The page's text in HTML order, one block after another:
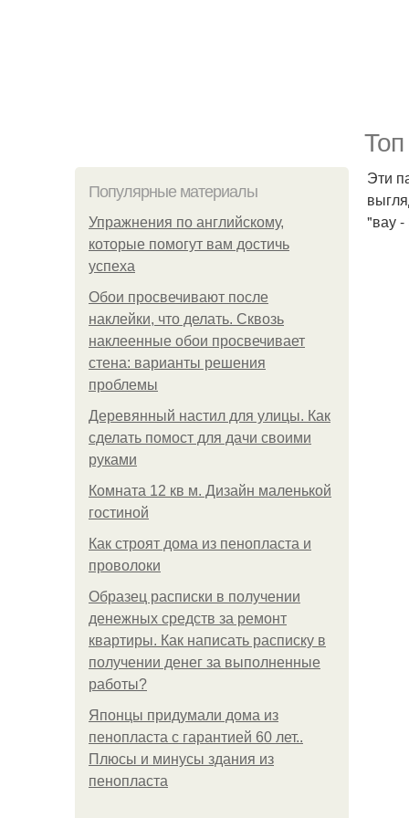
Топ
Популярные материалы
Упражнения по английскому,
которые помогут вам достичь
успеха
Обои просвечивают после
наклейки, что делать. Сквозь
наклеенные обои просвечивает
стена: варианты решения
проблемы
Деревянный настил для улицы. Как
сделать помост для дачи своими
руками
Комната 12 кв м. Дизайн маленькой
гостиной
Как строят дома из пенопласта и
проволоки
Образец расписки в получении
денежных средств за ремонт
квартиры. Как написать расписку в
получении денег за выполненные
работы?
Японцы придумали дома из
пенопласта с гарантией 60 лет..
Плюсы и минусы здания из
пенопласта
Эти
"вау -